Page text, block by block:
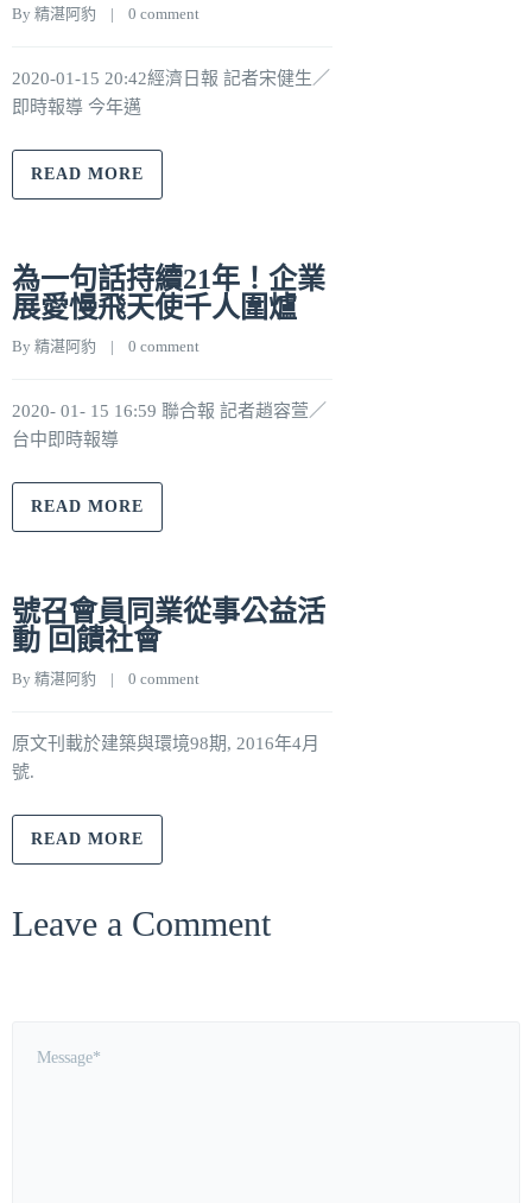
By 精湛阿豹
    |
0 comment
2020-01-15 20:42經濟日報 記者宋健生／
即時報導 今年邁
READ MORE
為一句話持續21年！企業
展愛慢飛天使千人圍爐
By 精湛阿豹
    |
0 comment
2020- 01- 15 16:59 聯合報 記者趙容萱／
台中即時報導
READ MORE
號召會員同業從事公益活
動 回饋社會
By 精湛阿豹
    |
0 comment
原文刊載於建築與環境98期, 2016年4月
號.
READ MORE
Leave a Comment